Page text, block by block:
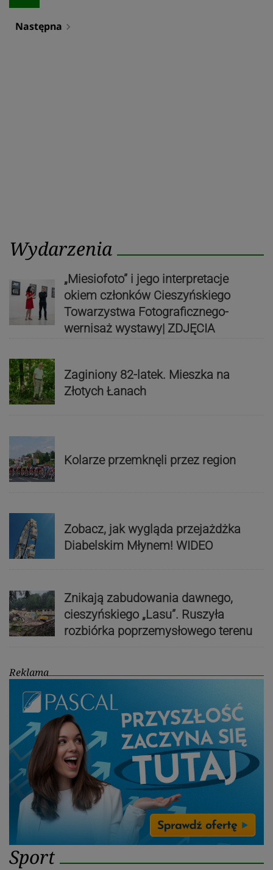
Następna navigate_next
Wydarzenia
„Miesiofoto” i jego interpretacje
okiem członków Cieszyńskiego
Towarzystwa Fotograficznego-
wernisaż wystawy| ZDJĘCIA
Zaginiony 82-latek. Mieszka na
Złotych Łanach
Kolarze przemknęli przez region
Zobacz, jak wygląda przejażdżka
Diabelskim Młynem! WIDEO
Znikają zabudowania dawnego,
cieszyńskiego „Lasu”. Ruszyła
rozbiórka poprzemysłowego terenu
Reklama
Sport